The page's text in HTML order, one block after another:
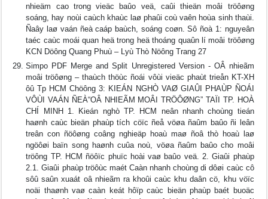
nhieäm cao trong vieäc baûo veä, caûi thieän moâi tröôøng
soáng, hay noùi caùch khaùc laø phaûi coù vaên hoùa sinh thaùi.
Ñaây laø vaán ñeà caáp baùch, soáng coøn. Sô ñoà 1: nguyeân
taéc caùc moái quan heä trong heä thoáng quaûn lí moâi tröôøng
KCN Döông Quang Phuù – Lyù Thò Nöông Trang 27
Simpo PDF Merge and Split Unregistered Version - OÂ nhieãm
moâi tröôøng – thaùch thöùc ñoái vôùi vieäc phaùt trieån KT-XH
ôû Tp HCM Chöông 3: KIEÁN NGHÒ VAØ GIAÛI PHAÙP ÑOÁI
VÔÙI VAÁN ÑEÀ“OÂ NHIEÃM MOÂI TRÖÔØNG” TAÏI TP. HOÀ
CHÍ MINH 1. Kieán nghò TP. HCM neân nhanh choùng tieán
haønh caùc bieän phaùp tích cöïc ñeå vöøa ñaûm baûo ñi leân
treân con ñöôøng coâng nghieäp hoaù maø ñoâ thò hoaù laø
ngöôøi baïn song haønh cuûa noù, vöøa ñaûm baûo cho moâi
tröông TP. HCM ñöôïc phuïc hoài vaø baûo veä. 2. Giaûi phaùp
2.1. Giaûi phaùp tröôùc maét Caàn nhanh choùng di dôøi caùc cô
sôû saûn xuaát oâ nhieãm ra khoûi caùc khu daân cö, khu vöïc
noäi thaønh vaø caàn keát hôïp caùc bieän phaùp baét buoäc